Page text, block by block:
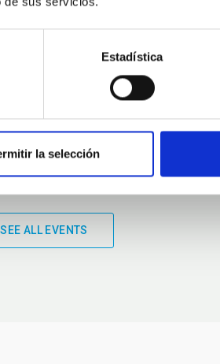
Estadística
la selección
SEE ALL EVENTS